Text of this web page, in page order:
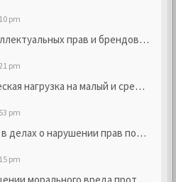
pm
прав и брендовых активов
pm
нагрузка на малый и средний бизнес
pm
о нарушении прав потребителей
pm